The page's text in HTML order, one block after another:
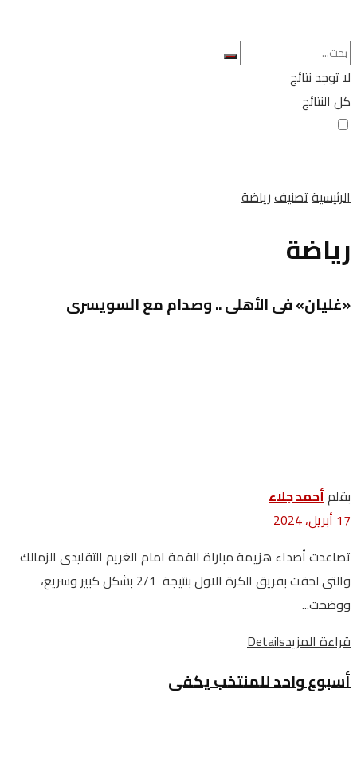
لا توجد نتائج
كل النتائج
الرئيسيةتصنيفرياضة
رياضة
«غليان» فى الأهلى .. وصدام مع السويسرى
بقلمأحمد جلاء
17 أبريل، 2024
تصاعدت أصداء هزيمة مباراة القمة امام الغريم التقليدى الزمالك
والتى لحقت بفريق الكرة الاول بنتيجة 2/1 بشكل كبير وسريع،
ووضحت...
قراءة المزيدDetails
أسبوع واحد للمنتخب يكفى